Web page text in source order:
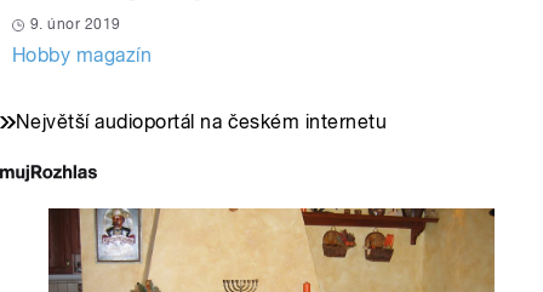
9. únor 2019
Hobby magazín
Největší audioportál na českém internetu